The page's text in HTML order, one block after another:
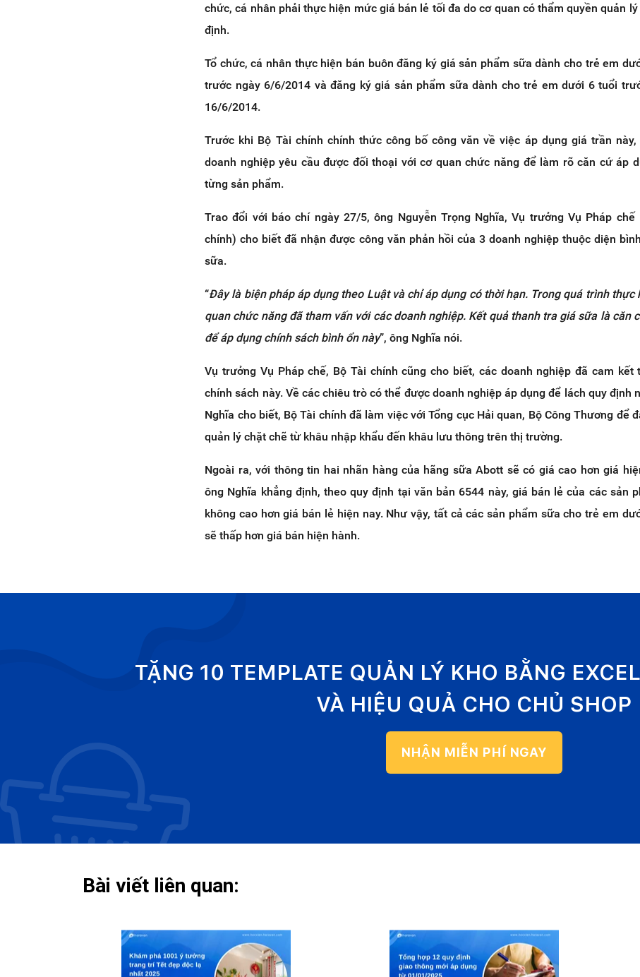
chức, cá nhân phải thực hiện mức giá bán lẻ tối đa do cơ quan có thẩm quyền quản
định.
Tổ chức, cá nhân thực hiện bán buôn đăng ký giá sản phẩm sữa dành cho trẻ em
trước ngày 6/6/2014 và đăng ký giá sản phẩm sữa dành cho trẻ em dưới 6 tuổi
16/6/2014.
Trước khi Bộ Tài chính chính thức công bố công văn về việc áp dụng giá trần
doanh nghiệp yêu cầu được đối thoại với cơ quan chức năng để làm rõ căn cứ áp
từng sản phẩm.
Trao đổi với báo chí ngày 27/5, ông Nguyễn Trọng Nghĩa, Vụ trưởng Vụ Pháp chế
chính) cho biết đã nhận được công văn phản hồi của 3 doanh nghiệp thuộc diện
sữa.
“Đây là biện pháp áp dụng theo Luật và chỉ áp dụng có thời hạn. Trong quá trình thực
quan chức năng đã tham vấn với các doanh nghiệp. Kết quả thanh tra giá sữa là căn
để áp dụng chính sách bình ổn này”, ông Nghĩa nói.
Vụ trưởng Vụ Pháp chế, Bộ Tài chính cũng cho biết, các doanh nghiệp đã cam kết
chính sách này. Về các chiêu trò có thể được doanh nghiệp áp dụng để lách quy định
Nghĩa cho biết, Bộ Tài chính đã làm việc với Tổng cục Hải quan, Bộ Công Thương để
quản lý chặt chẽ từ khâu nhập khẩu đến khâu lưu thông trên thị trường.
Ngoài ra, với thông tin hai nhãn hàng của hãng sữa Abott sẽ có giá cao hơn giá
ông Nghĩa khẳng định, theo quy định tại văn bản 6544 này, giá bán lẻ của các sản
không cao hơn giá bán lẻ hiện nay. Như vậy, tất cả các sản phẩm sữa cho trẻ em
sẽ thấp hơn giá bán hiện hành.
TẶNG 10 TEMPLATE QUẢN LÝ KHO BẰNG
VÀ HIỆU QUẢ CHO CHỦ SHOP
NHẬN MIỄN PHÍ NGAY
Bài viết liên quan: